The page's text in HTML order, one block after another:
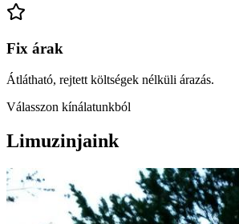
Fix árak
Átlátható, rejtett költségek nélküli árazás.
Válasszon kínálatunkból
Limuzinjaink